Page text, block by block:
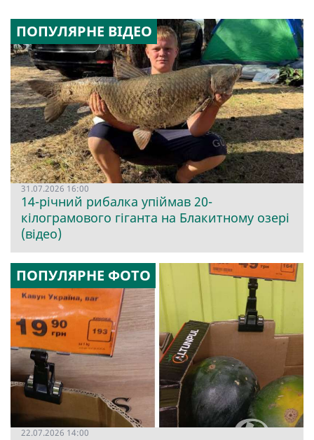
ПОПУЛЯРНЕ ВІДЕО
31.07.2026 16:00
14-річний рибалка упіймав 20-
кілограмового гіганта на Блакитному озері
(відео)
ПОПУЛЯРНЕ ФОТО
22.07.2026 14:00